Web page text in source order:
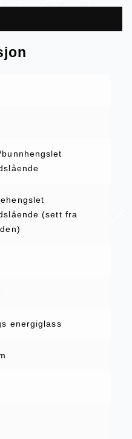
bunnhengslet
(sett fra
energiglass